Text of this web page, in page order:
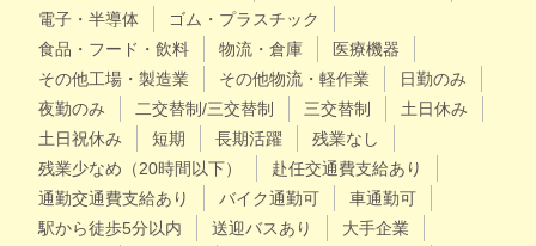
電子・半導体
ゴム・プラスチック
食品・フード・飲料
物流・倉庫
医療機器
その他工場・製造業
その他物流・軽作業
日勤のみ
夜勤のみ
二交替制/三交替制 三交替制
土日休み
土日祝休み
短期 長期活躍
残業なし
残業少なめ（20時間以下）
赴任交通費支給あり
通勤交通費支給あり
バイク通勤可
車通勤可
駅から徒歩5分以内
送迎バスあり
大手企業